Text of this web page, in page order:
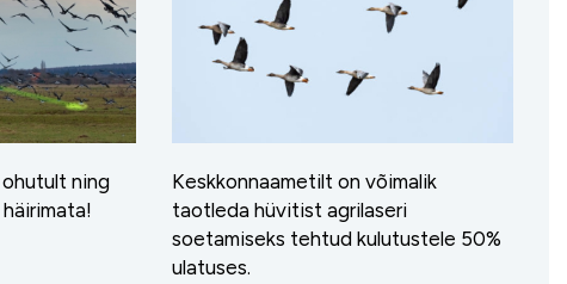
ning
Keskkonnaametilt on võimalik
taotleda hüvitist agrilaseri
soetamiseks tehtud kulutustele 50%
ulatuses.